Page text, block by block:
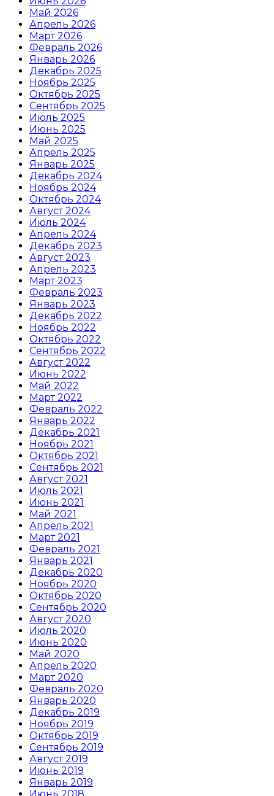
Май 2026
Апрель 2026
Март 2026
Февраль 2026
Январь 2026
Декабрь 2025
Ноябрь 2025
Октябрь 2025
Сентябрь 2025
Июль 2025
Июнь 2025
Май 2025
Апрель 2025
Январь 2025
Декабрь 2024
Ноябрь 2024
Октябрь 2024
Август 2024
Июль 2024
Апрель 2024
Декабрь 2023
Август 2023
Апрель 2023
Март 2023
Февраль 2023
Январь 2023
Декабрь 2022
Ноябрь 2022
Октябрь 2022
Сентябрь 2022
Август 2022
Июнь 2022
Май 2022
Март 2022
Февраль 2022
Январь 2022
Декабрь 2021
Ноябрь 2021
Октябрь 2021
Сентябрь 2021
Август 2021
Июль 2021
Июнь 2021
Май 2021
Апрель 2021
Март 2021
Февраль 2021
Январь 2021
Декабрь 2020
Ноябрь 2020
Октябрь 2020
Сентябрь 2020
Август 2020
Июль 2020
Июнь 2020
Май 2020
Апрель 2020
Март 2020
Февраль 2020
Январь 2020
Декабрь 2019
Ноябрь 2019
Октябрь 2019
Сентябрь 2019
Август 2019
Июнь 2019
Январь 2019